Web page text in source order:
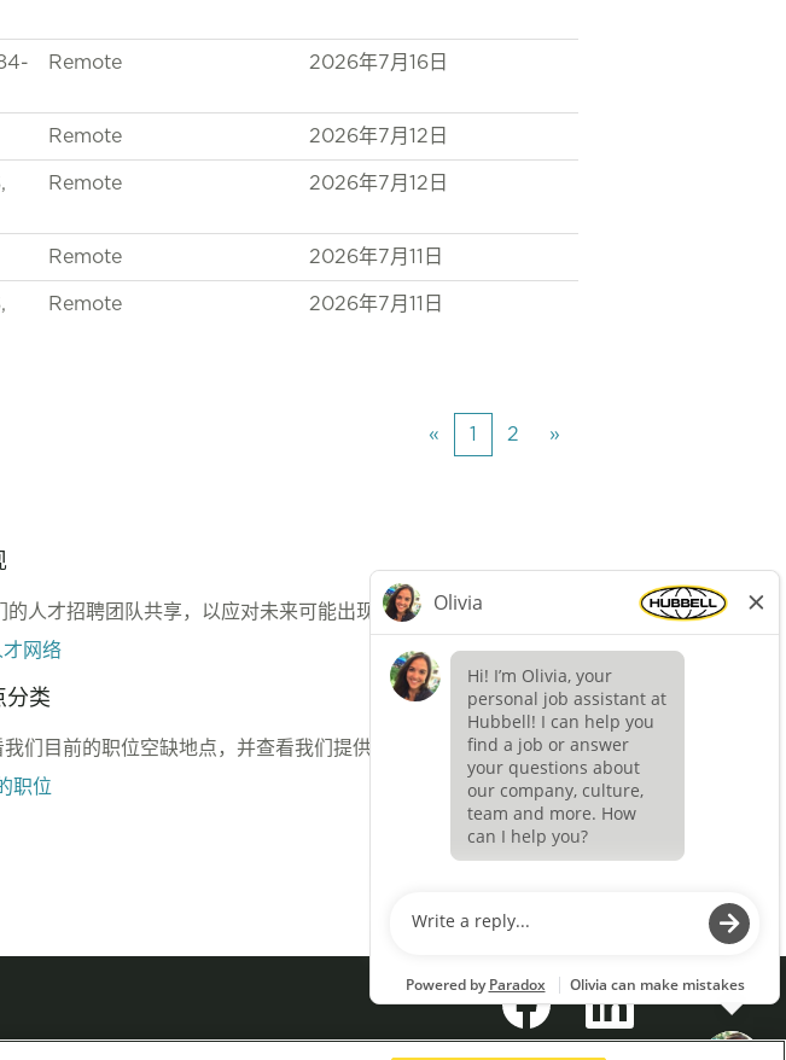
Remote 2026年7月16日
Remote 2026年7月12日
Remote 2026年7月12日
Remote 2026年7月11日
Remote 2026年7月11日
« 1 2 »
人才招聘团队共享，以应对未来可能出现的职位空缺。
网络
分类
们目前的职位空缺地点，并查看我们提供的职位。
职位
在
新
选
项
在
新
选
项